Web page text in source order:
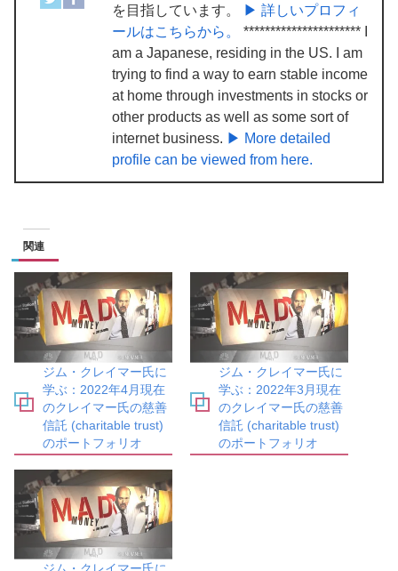
を目指しています。
▶ 詳しいプロフィ
ールはこちらから。
********************** I
am a Japanese, residing in the US. I am
trying to find a way to earn stable income
at home through investments in stocks or
other products as well as some sort of
internet business. ▶ More detailed
profile can be viewed from here.
関連
ジム・クレイマー氏に
学ぶ：2022年4月現在
のクレイマー氏の慈善
信託 (charitable trust)
のポートフォリオ
ジム・クレイマー氏に
学ぶ：2022年3月現在
のクレイマー氏の慈善
信託 (charitable trust)
のポートフォリオ